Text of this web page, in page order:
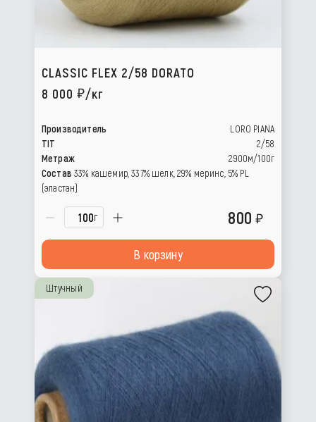
CLASSIC FLEX 2/58 DORATO
8 000
/кг
Производитель
LORO PIANA
TIT
2/58
Метраж
2900м/100г
Состав 33% кашемир, 337% шелк, 29% меринс, 5% PL
(эластан)
г 800
В корзину
Штучный